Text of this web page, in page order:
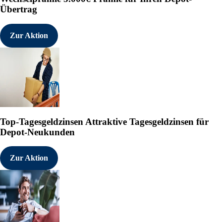
Übertrag
Zur Aktion
Top-Tagesgeldzinsen Attraktive Tagesgeldzinsen für
Depot-Neukunden
Zur Aktion